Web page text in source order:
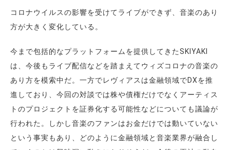
コロナウイルスの影響を受けてライブができず、音楽のあり
方が大きく変化している。
今まで包括的なプラットフォームを提供してきたSKIYAKI
は、今後もライブ配信などを踏まえてウィズコロナの音楽の
あり方を模索中だ。一方でレヴィアスは金融領域でDXを推
進しており、今回の対談では株や債権だけでなくアーティス
トのプロジェクトを証券化する可能性などについても議論が
行われた。しかし音楽のファンはお金だけでは動いていない
という事実もあり、どのように金融領域と音楽業界が融合し